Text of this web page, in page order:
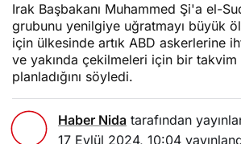
Irak Başbakanı Muhammed Şi'a el-
grubunu yenilgiye uğratmayı büyük
için ülkesinde artık ABD askerlerine
ve yakında çekilmeleri için bir takvim
planladığını söyledi.
Haber Nida tarafından
17 Eylül 2024, 10:04